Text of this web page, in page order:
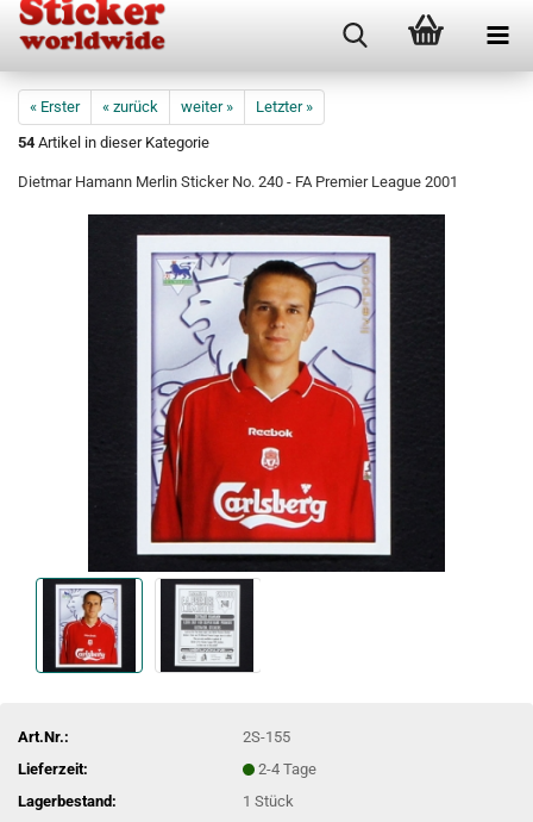
« Erster « zurück weiter »
Letzter »
54Artikel in dieser Kategorie
Dietmar Hamann Merlin Sticker No. 240 - FA Premier League 2001
Art.Nr.:
2S-155
Lieferzeit:
2-4 Tage
Lagerbestand:
1Stück